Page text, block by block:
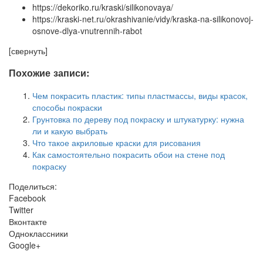
https://dekoriko.ru/kraski/silikonovaya/
https://kraski-net.ru/okrashivanie/vidy/kraska-na-silikonovoj-
osnove-dlya-vnutrennih-rabot
[свернуть]
Похожие записи:
Чем покрасить пластик: типы пластмассы, виды красок,
способы покраски
Грунтовка по дереву под покраску и штукатурку: нужна
ли и какую выбрать
Что такое акриловые краски для рисования
Как самостоятельно покрасить обои на стене под
покраску
Поделиться:
Facebook
Twitter
Вконтакте
Одноклассники
Google+